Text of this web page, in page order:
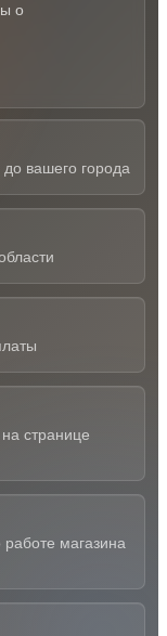
о
до вашего города
странице
магазина